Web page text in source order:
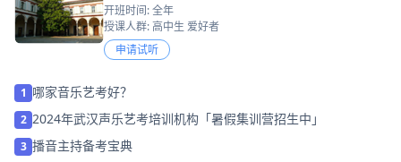
开班时间: 全年
授课人群: 高中生 爱好者
申请试听
1 哪家音乐艺考好？
2 2024年武汉声乐艺考培训机构「暑假集训营招生中」
3 播音主持备考宝典